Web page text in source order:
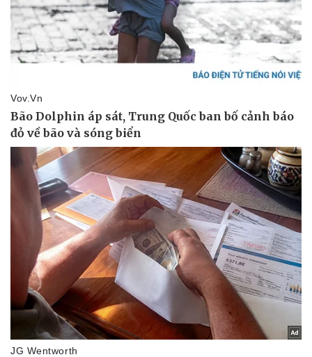
Doanh nghiệp
Doanh nghiệp 24h
Doanh nhân
Vì cộng đồng
Công nghệ
Trải nghiệm